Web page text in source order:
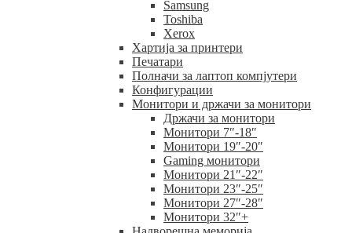
Samsung
Toshiba
Xerox
Хартија за принтери
Печатари
Полначи за лаптоп компјутери
Конфигурации
Монитори и држачи за монитори
Држачи за монитори
Монитори 7″-18″
Монитори 19″-20″
Gaming монитори
Монитори 21″-22″
Монитори 23″-25″
Монитори 27″-28″
Монитори 32″+